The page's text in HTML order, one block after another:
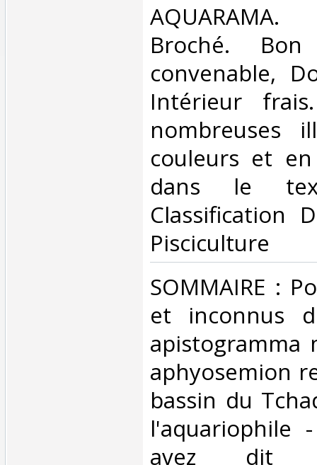
Broché.
convenable,
Intérieur
nombreuses
couleurs et
dans le
Classification
Pisciculture‎
‎SOMMAIRE :
et inconnus
apistogramma
aphyosemion
bassin du
l'aquariophile
avez dit